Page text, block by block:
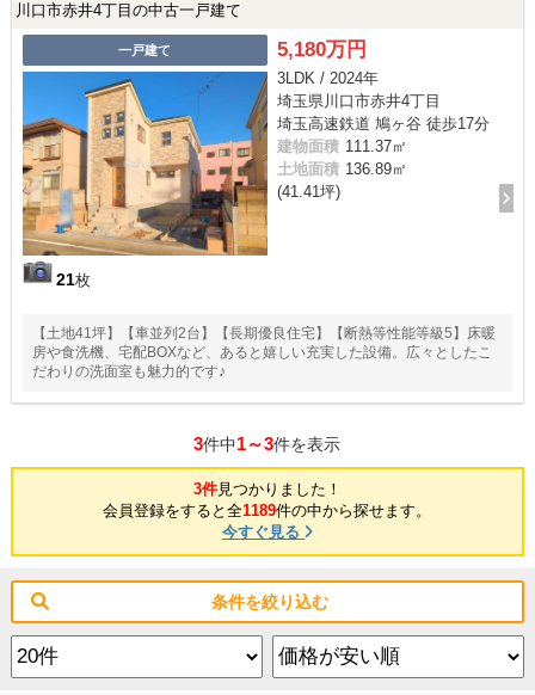
川口市赤井4丁目の中古一戸建て
一戸建て
21枚
5,180万円
3LDK / 2024年
埼玉県川口市赤井4丁目
埼玉高速鉄道 鳩ヶ谷 徒歩17分
建物面積 111.37㎡
土地面積 136.89㎡
(41.41坪)
【土地41坪】【車並列2台】【長期優良住宅】【断熱等性能等級5】床暖
房や食洗機、宅配BOXなど、あると嬉しい充実した設備。広々としたこ
だわりの洗面室も魅力的です♪
3件中1～3件を表示
3件見つかりました！
会員登録をすると全1189件の中から探せます。
今すぐ見る
条件を絞り込む